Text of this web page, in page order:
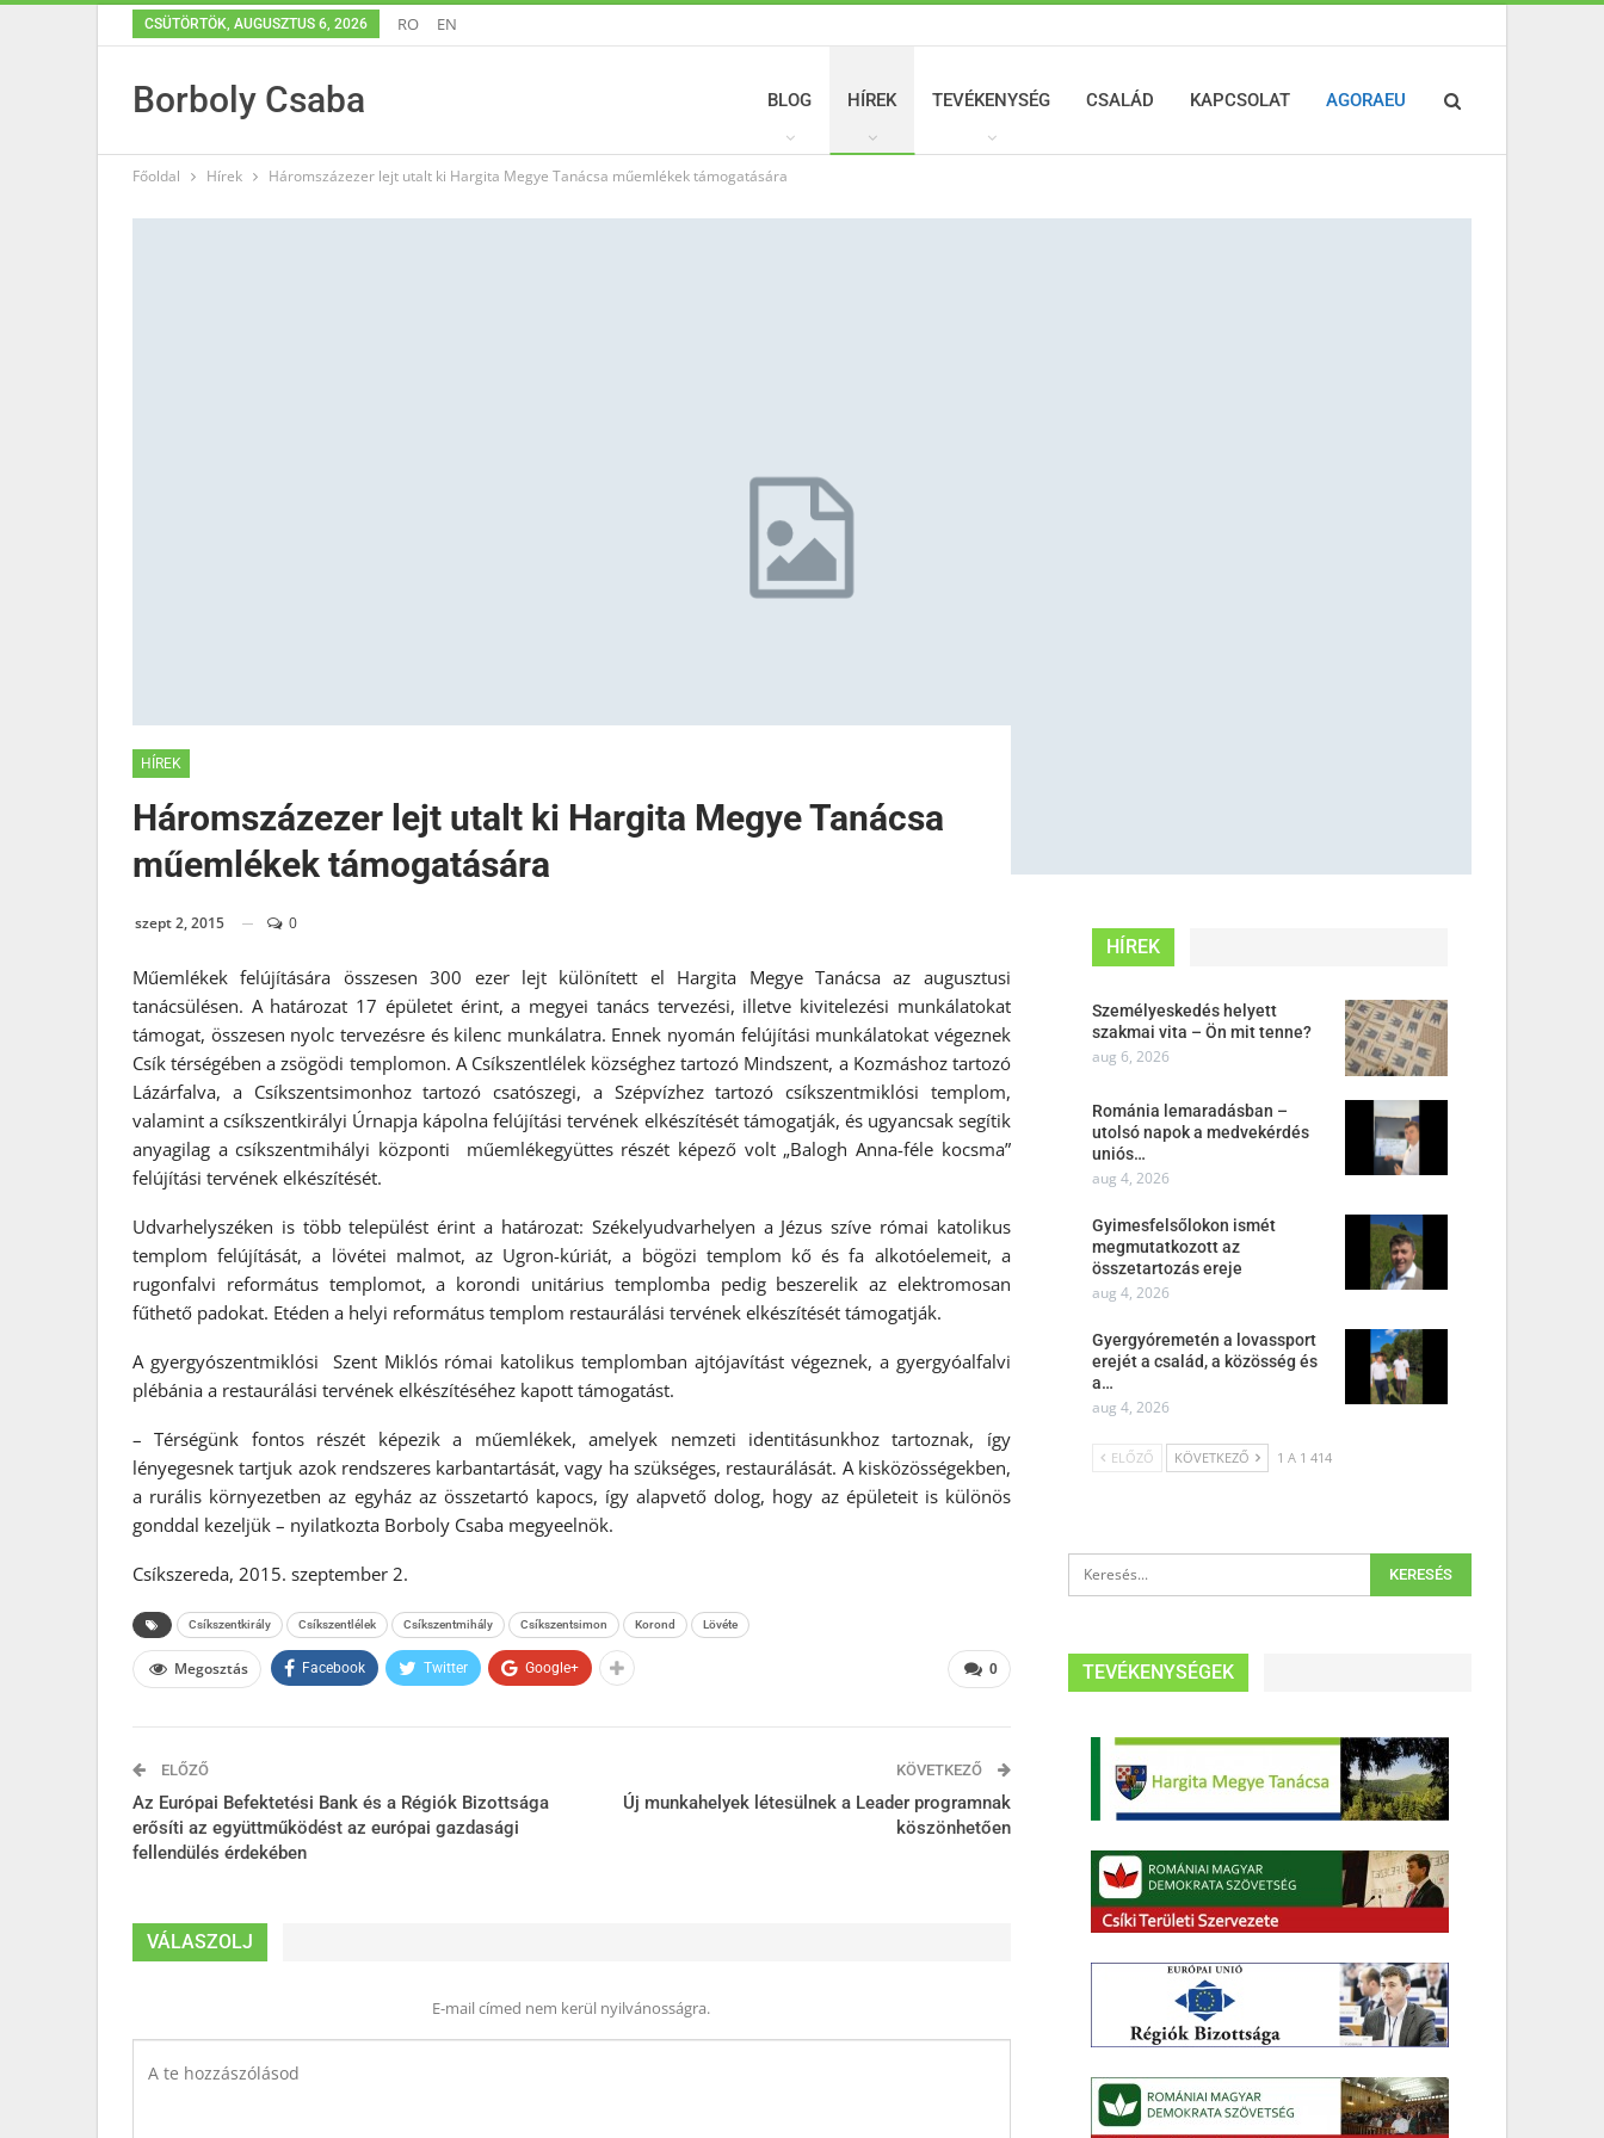
CSÜTÖRTÖK, AUGUSZTUS 6, 2026 RO EN
Borboly Csaba BLOG HÍREK TEVÉKENYSÉG CSALÁD KAPCSOLAT AGORAEU
Főoldal Hírek Háromszázezer lejt utalt ki Hargita Megye Tanácsa műemlékek támogatására
HÍREK
Háromszázezer lejt utalt ki Hargita Megye Tanácsa
műemlékek támogatására
szept 2, 2015 0
Műemlékek felújítására összesen 300 ezer lejt különített el Hargita Megye Tanácsa az augusztusi
tanácsülésen. A határozat 17 épületet érint, a megyei tanács tervezési, illetve kivitelezési munkálatokat
támogat, összesen nyolc tervezésre és kilenc munkálatra. Ennek nyomán felújítási munkálatokat végeznek
Csík térségében a zsögödi templomon. A Csíkszentlélek községhez tartozó Mindszent, a Kozmáshoz tartozó
Lázárfalva, a Csíkszentsimonhoz tartozó csatószegi, a Szépvízhez tartozó csíkszentmiklósi templom,
valamint a csíkszentkirályi Úrnapja kápolna felújítási tervének elkészítését támogatják, és ugyancsak segítik
anyagilag a csíkszentmihályi központi műemlékegyüttes részét képező volt „Balogh Anna-féle kocsma”
felújítási tervének elkészítését.
Udvarhelyszéken is több települést érint a határozat: Székelyudvarhelyen a Jézus szíve római katolikus
templom felújítását, a lövétei malmot, az Ugron-kúriát, a bögözi templom kő és fa alkotóelemeit, a
rugonfalvi református templomot, a korondi unitárius templomba pedig beszerelik az elektromosan
fűthető padokat. Etéden a helyi református templom restaurálási tervének elkészítését támogatják.
A gyergyószentmiklósi Szent Miklós római katolikus templomban ajtójavítást végeznek, a gyergyóalfalvi
plébánia a restaurálási tervének elkészítéséhez kapott támogatást.
– Térségünk fontos részét képezik a műemlékek, amelyek nemzeti identitásunkhoz tartoznak, így
lényegesnek tartjuk azok rendszeres karbantartását, vagy ha szükséges, restaurálását. A kisközösségekben,
a rurális környezetben az egyház az összetartó kapocs, így alapvető dolog, hogy az épületeit is különös
gonddal kezeljük – nyilatkozta Borboly Csaba megyeelnök.
Csíkszereda, 2015. szeptember 2.
Csíkszentkirály Csíkszentlélek Csíkszentmihály Csíkszentsimon Korond Lövéte
0
Megosztás Facebook Twitter Google+
ELŐZŐ
Az Európai Befektetési Bank és a Régiók Bizottsága
erősíti az együttműködést az európai gazdasági
fellendülés érdekében
KÖVETKEZŐ
Új munkahelyek létesülnek a Leader programnak
köszönhetően
VÁLASZOLJ
E-mail címed nem kerül nyilvánosságra.
HÍREK
Személyeskedés helyett
szakmai vita – Ön mit tenne?
aug 6, 2026
Románia lemaradásban –
utolsó napok a medvekérdés
uniós…
aug 4, 2026
Gyimesfelsőlokon ismét
megmutatkozott az
összetartozás ereje
aug 4, 2026
Gyergyóremetén a lovassport
erejét a család, a közösség és
a…
aug 4, 2026
ELŐZŐ KÖVETKEZŐ 1 A 1 414
TEVÉKENYSÉGEK